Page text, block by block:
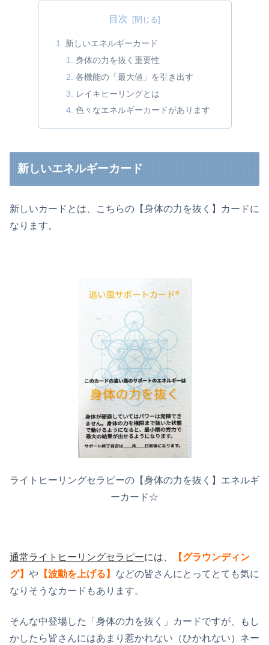
目次
新しいエネルギーカード
身体の力を抜く重要性
各機能の「最大値」を引き出す
レイキヒーリングとは
色々なエネルギーカードがあります
新しいエネルギーカード
新しいカードとは、こちらの【身体の力を抜く】カードに
なります。
ライトヒーリングセラピーの【身体の力を抜く】エネルギ
ーカード☆
通常ライトヒーリングセラピーには、
【グラウンディン
グ】 や 【波動を上げる】 などの皆さんにとってとても気に
なりそうなカードもあります。
そんな中登場した「身体の力を抜く」カードですが、もし
かしたら皆さんにはあまり惹かれない（ひかれない）ネー